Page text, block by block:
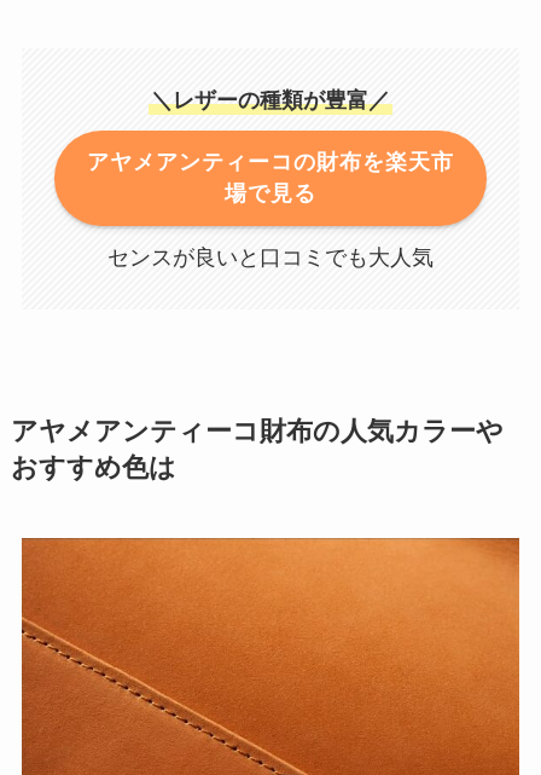
＼レザーの種類が豊富／
アヤメアンティーコの財布を楽天市
場で見る
センスが良いと口コミでも大人気
アヤメアンティーコ財布の人気カラーや
おすすめ色は